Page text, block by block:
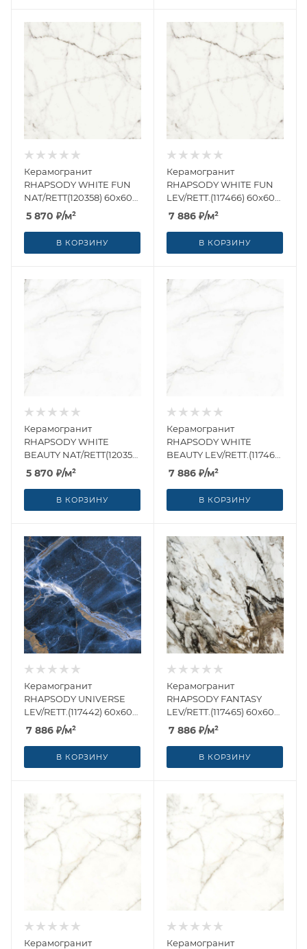
Керамогранит
RHAPSODY WHITE FUN
NAT/RETT(120358) 60x60
от Naxos Ceramica
(Италия)
5 870 ₽/м²
В КОРЗИНУ
Керамогранит
RHAPSODY WHITE FUN
LEV/RETT.(117466) 60x60
от Naxos Ceramica
(Италия)
7 886 ₽/м²
В КОРЗИНУ
Керамогранит
RHAPSODY WHITE
BEAUTY NAT/RETT(120359)
60x60 от Naxos Ceramica
(Италия)
5 870 ₽/м²
В КОРЗИНУ
Керамогранит
RHAPSODY WHITE
BEAUTY LEV/RETT.(117467)
60x60 от Naxos Ceramica
(Италия)
7 886 ₽/м²
В КОРЗИНУ
Керамогранит
RHAPSODY UNIVERSE
LEV/RETT.(117442) 60x60
от Naxos Ceramica
(Италия)
7 886 ₽/м²
В КОРЗИНУ
Керамогранит
RHAPSODY FANTASY
LEV/RETT.(117465) 60x60
от Naxos Ceramica
(Италия)
7 886 ₽/м²
В КОРЗИНУ
Керамогранит
Керамогранит